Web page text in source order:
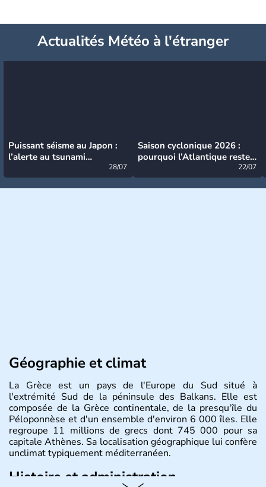
Actualités Météo à l'étranger
Puissant séisme au Japon :
l’alerte au tsunami
28/07
Saison cyclonique 2026 :
pourquoi l’Atlantique reste
22/07
Géographie et climat
La Grèce est un pays de l'Europe du Sud situé à
l'extrémité Sud de la péninsule des Balkans. Elle est
composée de la Grèce continentale, de la presqu'île du
Péloponnèse et d'un ensemble d'environ 6 000 îles. Elle
regroupe 11 millions de grecs dont 745 000 pour sa
capitale Athènes. Sa localisation géographique lui confère
unclimat typiquement méditerranéen.
Histoire et administration